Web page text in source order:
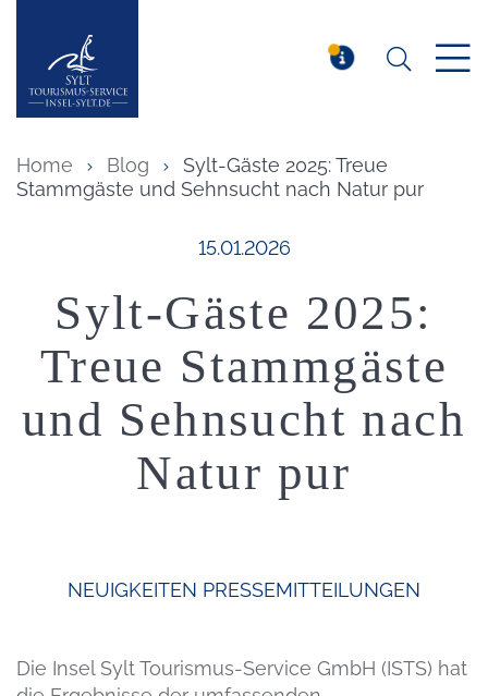
Insel Sylt Suchen
Home Blog
Sylt-Gäste 2025: Treue
Stammgäste und Sehnsucht nach Natur pur
Veröffentlicht am:
15.01.2026
Sylt-Gäste 2025:
Treue Stammgäste
und Sehnsucht nach
Natur pur
NEUIGKEITEN PRESSEMITTEILUNGEN
Die Insel Sylt Tourismus-Service GmbH (ISTS) hat